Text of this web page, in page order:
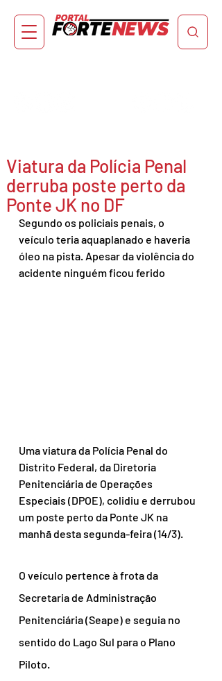
Viatura da Polícia Penal
derruba poste perto da
Ponte JK no DF
Segundo os policiais penais, o
veículo teria aquaplanado e haveria
óleo na pista. Apesar da violência do
acidente ninguém ficou ferido
Uma viatura da Polícia Penal do
Distrito Federal, da Diretoria
Penitenciária de Operações
Especiais (DPOE), colidiu e derrubou
um poste perto da Ponte JK na
manhã desta segunda-feira (14/3).
O veículo pertence à frota da
Secretaria de Administração
Penitenciária (Seape) e seguia no
sentido do Lago Sul para o Plano
Piloto.